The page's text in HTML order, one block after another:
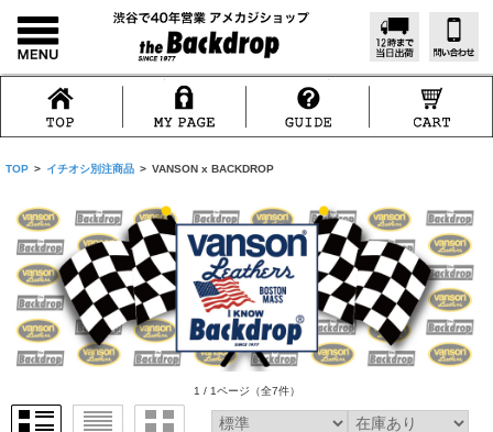
TOP > イチオシ別注商品 > VANSON x BACKDROP
1 / 1ページ （全7件）